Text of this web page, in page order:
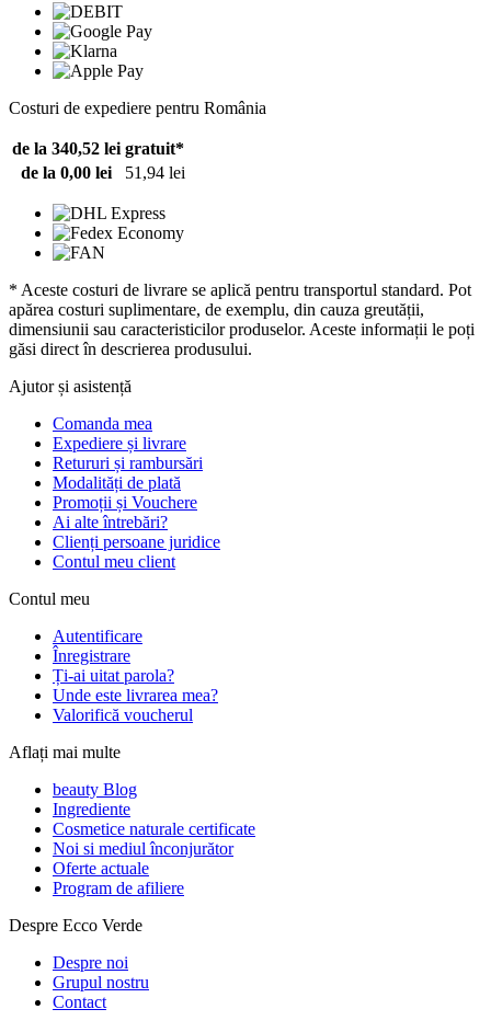
Costuri de expediere pentru România
de la 340,52 lei gratuit*
de la 0,00 lei
51,94 lei
* Aceste costuri de livrare se aplică pentru transportul standard. Pot
apărea costuri suplimentare, de exemplu, din cauza greutății,
dimensiunii sau caracteristicilor produselor. Aceste informații le poți
găsi direct în descrierea produsului.
Ajutor și asistență
Comanda mea
Expediere și livrare
Retururi și rambursări
Modalități de plată
Promoții și Vouchere
Ai alte întrebări?
Clienți persoane juridice
Contul meu client
Contul meu
Autentificare
Înregistrare
Ți-ai uitat parola?
Unde este livrarea mea?
Valorifică voucherul
Aflați mai multe
beauty Blog
Ingrediente
Cosmetice naturale certificate
Noi si mediul înconjurător
Oferte actuale
Program de afiliere
Despre Ecco Verde
Despre noi
Grupul nostru
Contact